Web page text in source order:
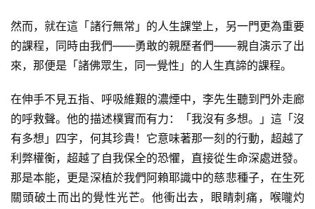
然而，就在這「諸行無常」的人生課堂上，另一門更為重要
的課程，同時由我們——勇敢的親歷者們——親自演示了出
來，那便是「諸佛眾生，同一覺性」的人生真諦的課程。
在伸手不見五指、呼吸維艱的濃煙中，李先生聽到門外走廊
的呼救聲。他的描述樸實而有力：「我沒有多想。」這「沒
有多想」四字，何其珍貴！它意味著那一刻的行動，超越了
利弊權衡，超越了自我保全的恐懼，直接從生命深處迸發。
那是本能，更是深植於我們阿賴耶識中的慈悲種子，在生死
關頭破土而出的覺性光芒。他衝出去，眼睛刺痛，喉嚨灼